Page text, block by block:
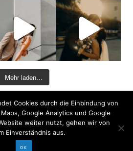
Mehr laden…
DAVID KOHLRUSS
Cookies durch die Einbindung von
Google Analytics und Google
weiter nutzt, gehen wir von
Einverständnis aus.
OK